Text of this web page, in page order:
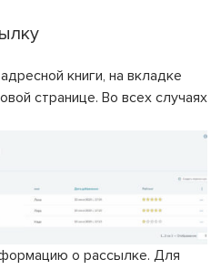
книги, на вкладке
странице. Во всех случаях
о рассылке. Для